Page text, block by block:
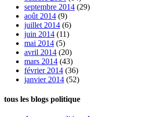
septembre 2014 (29)
août 2014 (9)
juillet 2014 (6)
juin 2014 (11)
mai 2014 (5)
avril 2014 (20)
mars 2014 (43)
février 2014 (36)
janvier 2014 (52)
tous les blogs politique